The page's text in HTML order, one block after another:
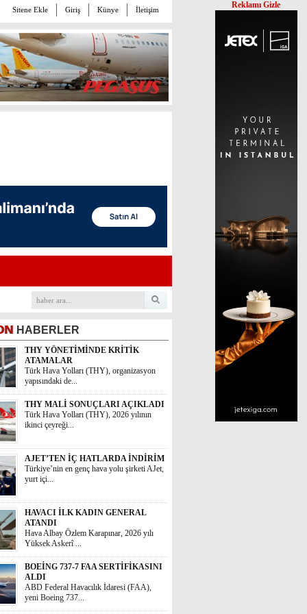
Sitene Ekle Giriş Künye İletişim
HABERLER
THY YÖNETİMİNDE KRİTİK
ATAMALAR
Türk Hava Yolları (THY), organizasyon
yapısındaki de...
THY MALİ SONUÇLARI AÇIKLADI
Türk Hava Yolları (THY), 2026 yılının
ikinci çeyreği...
AJET’TEN İÇ HATLARDA İNDİRİM
Türkiye’nin en genç hava yolu şirketi AJet,
yurt içi...
HAVACI İLK KADIN GENERAL
ATANDI
Hava Albay Özlem Karapınar, 2026 yılı
Yüksek Askerî ...
BOEİNG 737-7 FAA SERTİFİKASINI
ALDI
ABD Federal Havacılık İdaresi (FAA),
yeni Boeing 737...
Reklamı Gizle